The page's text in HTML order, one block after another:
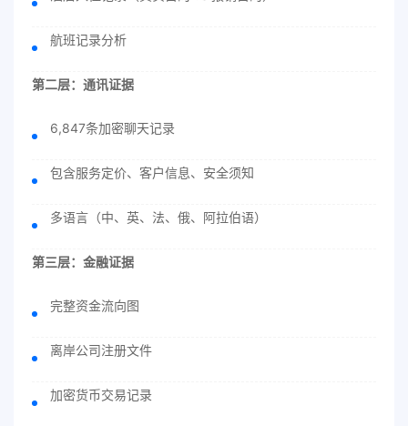
航班记录分析
第二层：通讯证据
6,847条加密聊天记录
包含服务定价、客户信息、安全须知
多语言（中、英、法、俄、阿拉伯语）
第三层：金融证据
完整资金流向图
离岸公司注册文件
加密货币交易记录